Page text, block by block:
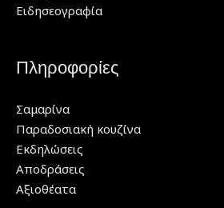
Ειδησεογραφία
Πληροφορίες
Σαμαρίνα
Παραδοσιακή κουζίνα
Εκδηλώσεις
Αποδράσεις
Αξιοθέατα